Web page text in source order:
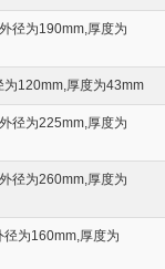
径为190mm,厚度为
为120mm,厚度为43mm
径为225mm,厚度为
径为260mm,厚度为
为160mm,厚度为